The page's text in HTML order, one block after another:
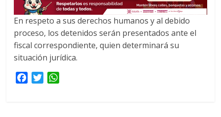
En respeto a sus derechos humanos y al debido
proceso, los detenidos serán presentados ante el
fiscal correspondiente, quien determinará su
situación jurídica.
T